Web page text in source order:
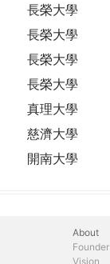
長榮大學
長榮大學
長榮大學
長榮大學
真理大學
慈濟大學
開南大學
About
Founder
Vision